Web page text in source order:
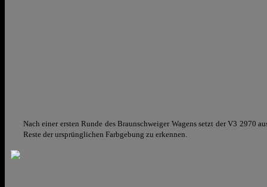
Nach einer ersten Runde des Braunschweiger Wagens setzt der V3 2970
Reste der ursprünglichen Farbgebung zu erkennen.